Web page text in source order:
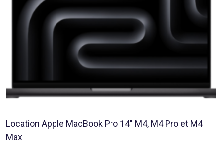
Location Apple MacBook Pro 14″ M4, M4 Pro et M4
Max